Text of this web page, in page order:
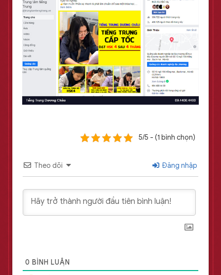
5/5 - (1 bình chọn)
Theo dõi Đăng nhập
0 BÌNH LUẬN